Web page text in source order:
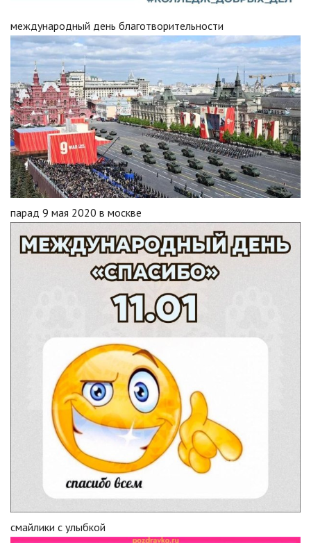
международный день благотворительности
парад 9 мая 2020 в москве
смайлики с улыбкой